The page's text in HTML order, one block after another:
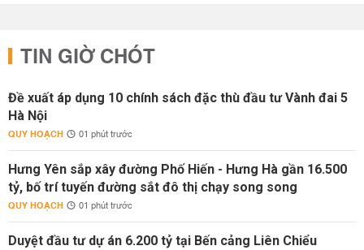
TIN GIỜ CHÓT
Đề xuất áp dụng 10 chính sách đặc thù đầu tư Vành đai 5
Hà Nội
QUY HOẠCH 01 phút trước
Hưng Yên sắp xây đường Phố Hiến - Hưng Hà gần 16.500
tỷ, bố trí tuyến đường sắt đô thị chạy song song
QUY HOẠCH 01 phút trước
Duyệt đầu tư dự án 6.200 tỷ tại Bến cảng Liên Chiểu